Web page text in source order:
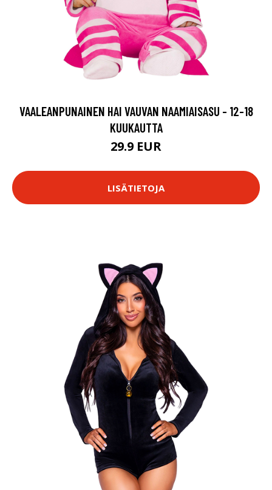
VAALEANPUNAINEN HAI VAUVAN NAAMIAISASU - 12-18
KUUKAUTTA
29.9 EUR
LISÄTIETOJA